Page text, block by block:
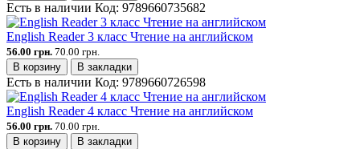
Есть в наличии Код: 9789660735682
English Reader 3 класс Чтение на английском
56.00 грн. 70.00 грн.
В корзину
В закладки
Есть в наличии Код: 9789660726598
English Reader 4 класс Чтение на английском
56.00 грн. 70.00 грн.
В корзину
В закладки